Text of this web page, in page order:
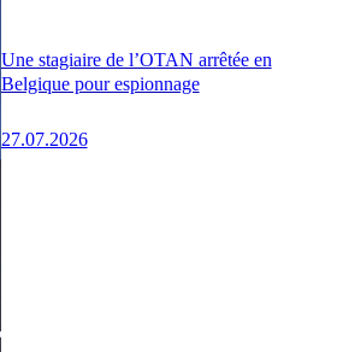
Une stagiaire de l’OTAN arrêtée en
Belgique pour espionnage
27.07.2026